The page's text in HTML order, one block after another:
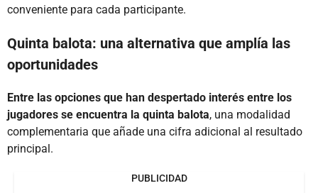
conveniente para cada participante.
Quinta balota: una alternativa que amplía las
oportunidades
Entre las opciones que han despertado interés entre los
jugadores se encuentra la quinta balota, una modalidad
complementaria que añade una cifra adicional al resultado
principal.
PUBLICIDAD